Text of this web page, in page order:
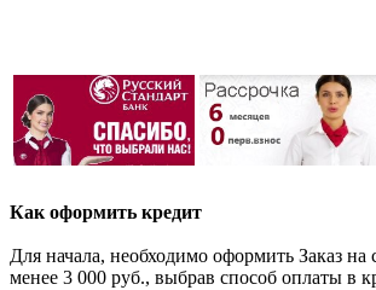
Как оформить кредит
Для начала, необходимо оформить Заказ на
менее 3 000 руб., выбрав способ оплаты в